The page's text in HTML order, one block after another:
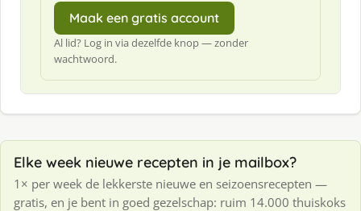
Maak een gratis account
Al lid? Log in via dezelfde knop — zonder
wachtwoord.
Elke week nieuwe recepten in je mailbox?
1× per week de lekkerste nieuwe en seizoensrecepten —
gratis, en je bent in goed gezelschap: ruim 14.000 thuiskoks